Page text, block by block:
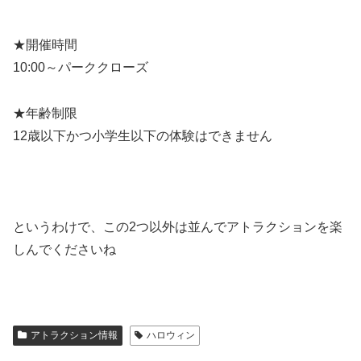
★開催時間
10:00～パーククローズ
★年齢制限
12歳以下かつ小学生以下の体験はできません
というわけで、この2つ以外は並んでアトラクションを楽
しんでくださいね
アトラクション情報 ハロウィン